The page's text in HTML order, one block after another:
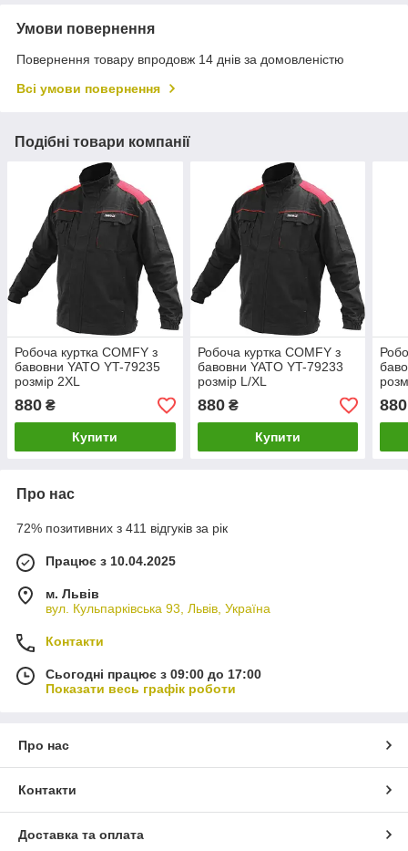
Умови повернення
Повернення товару впродовж 14 днів за домовленістю
Всі умови повернення
Подібні товари компанії
Робоча куртка COMFY з
бавовни YATO YT-79235
розмір 2XL
880 ₴
Купити
Робоча куртка COMFY з
бавовни YATO YT-79233
розмір L/XL
880₴
Купити
880
Про нас
72% позитивних з 411 відгуків за рік
Працює з 10.04.2025
м. Львів
вул. Кульпарківська 93, Львів, Україна
Контакти
Сьогодні працює з 09:00 до 17:00
Показати весь графік роботи
Про нас
Контакти
Доставка та оплата